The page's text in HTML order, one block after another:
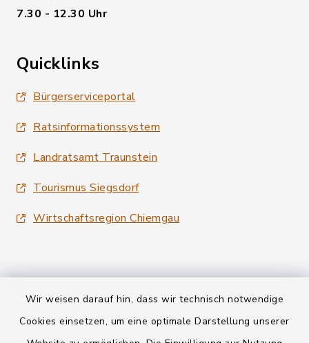
Wir weisen darauf hin, dass wir technisch notwendige
Cookies einsetzen, um eine optimale Darstellung unserer
7.30 - 12.30 Uhr
Quicklinks
Bürgerserviceportal
Ratsinformationssystem
Landratsamt Traunstein
Tourismus Siegsdorf
Wirtschaftsregion Chiemgau
Kontakt